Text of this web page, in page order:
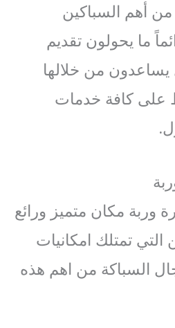
أهم السباكين
ما يحولون تقديم
من خلالها
على كافة خدمات
وربة مكان متميز ورائع
التي تمتلك امكانيات
السباكة من اهم هذه